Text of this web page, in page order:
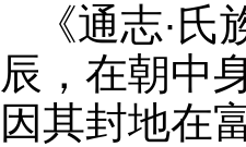
《通志·
辰，在朝中
因其封地在